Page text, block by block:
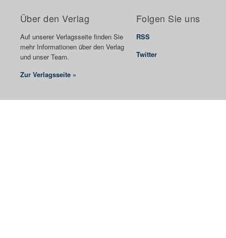
Über den Verlag
Auf unserer Verlagsseite finden Sie
mehr Informationen über den Verlag
und unser Team.
Zur Verlagsseite »
Folgen Sie uns
RSS
Twitter